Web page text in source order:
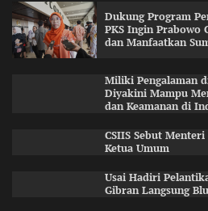
Dukung Program
PKS Ingin Prabowo
dan Manfaatkan
Miliki Pengalaman
Diyakini Mampu
dan Keamanan di
CSIIS Sebut
Ketua Umum
Usai Hadiri
Gibran Langsung